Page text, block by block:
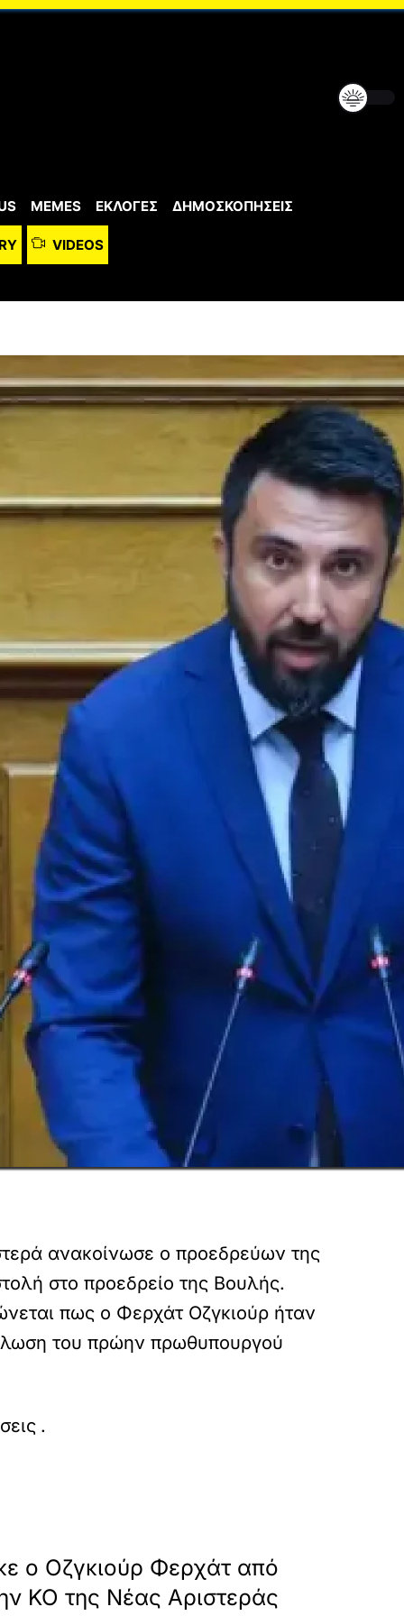
MEMES ΕΚΛΟΓΕΣ ΔΗΜΟΣΚΟΠΗΣΕΙΣ
VIDEOS
ανακοίνωσε ο προεδρεύων της
στο προεδρείο της Βουλής.
πως ο Φερχάτ Οζγκιούρ ήταν
του πρώην πρωθυπουργού
apo-ti-nea-aristera-o-vouleutis-
.
ο Οζγκιούρ Φερχάτ από
ΚΟ της Νέας Αριστεράς